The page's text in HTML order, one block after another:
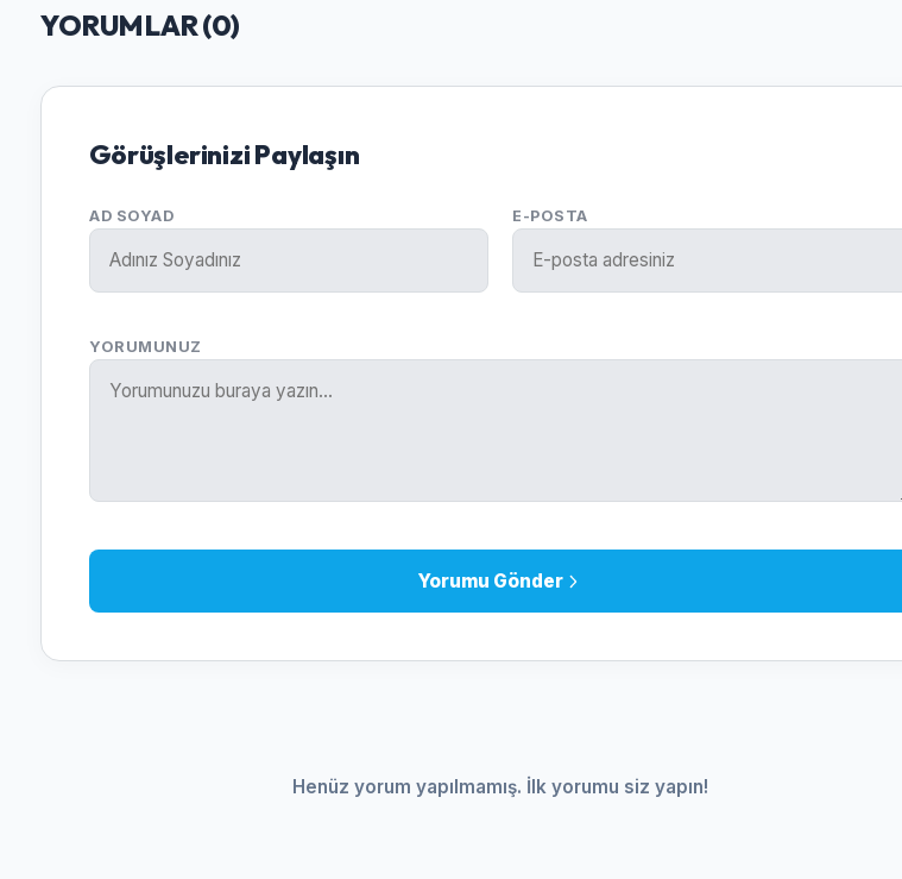
YORUMLAR (0)
Görüşlerinizi Paylaşın
AD SOYAD E-POSTA
YORUMUNUZ
Yorumu Gönder
Henüz yorum yapılmamış. İlk yorumu siz yapın!